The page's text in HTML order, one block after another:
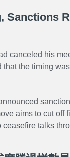
Sanctions
canceled his
the timing
aims to cut off
talks